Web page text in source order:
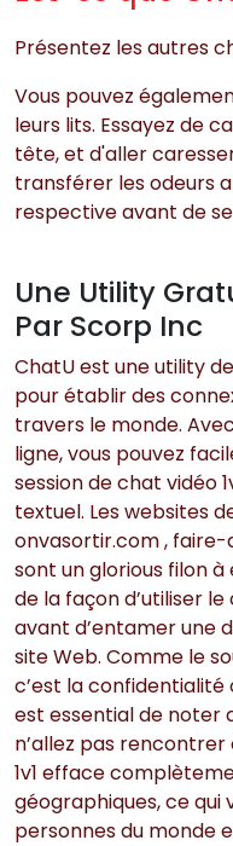
Présentez les autres
Vous pouvez
leurs lits. Essayez de
tête, et d'aller
transférer les odeurs
respective avant de
Une Utility
Par Scorp Inc
ChatU est une utility
pour établir des
travers le monde.
ligne, vous pouvez
session de chat vidéo
textuel. Les websites
onvasortir.com ,
sont un glorious filon
de la façon d’utiliser
avant d’entamer une
site Web. Comme le
c’est la
est essential de noter
n’allez pas
1v1 efface
géographiques, ce
personnes du monde